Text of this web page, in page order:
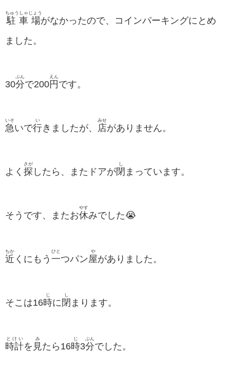
駐車場
ちゅうしゃじょう
がなかったので、コインパーキングにとめ
ました。
30分
ぷん
で200円
えん
です。
急
いそ
いで行
い
きましたが、 店
みせ
がありません。
よく 探
さが
したら、またドアが閉
し
まっています。
そうです、またお休
やす
みでした😭
近
ちか
くにもう 一
ひと
つパン屋
や
がありました。
そこは16時
じ
に 閉
し
まります。
時計
とけい
を 見
み
たら16時
じ
3分
ぶん
でした。